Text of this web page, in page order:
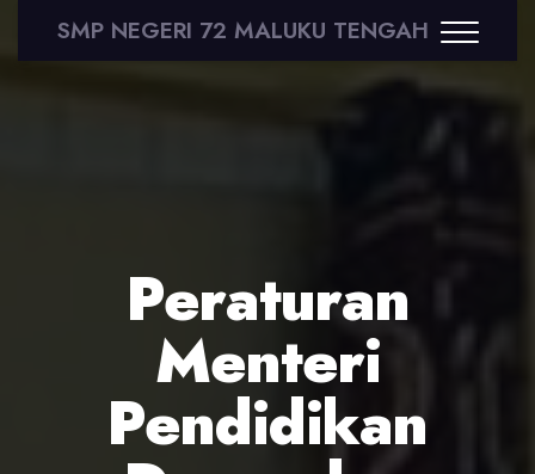
SMP NEGERI 72 MALUKU TENGAH
Peraturan
Menteri
Pendidikan